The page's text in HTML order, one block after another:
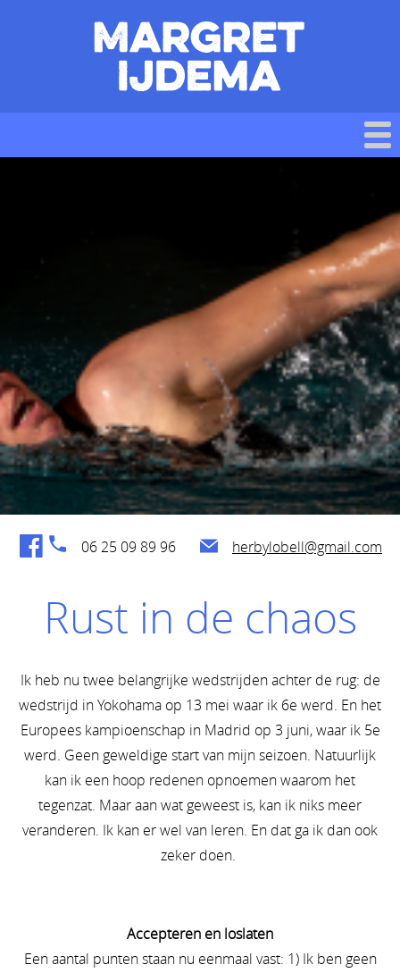
06 25 09 89 96 herbylobell@gmail.com
Rust in de chaos
Ik heb nu twee belangrijke wedstrijden achter de rug: de
wedstrijd in Yokohama op 13 mei waar ik 6e werd. En het
Europees kampioenschap in Madrid op 3 juni, waar ik 5e
werd. Geen geweldige start van mijn seizoen. Natuurlijk
kan ik een hoop redenen opnoemen waarom het
tegenzat. Maar aan wat geweest is, kan ik niks meer
veranderen. Ik kan er wel van leren. En dat ga ik dan ook
zeker doen.
Accepteren en loslaten
Een aantal punten staan nu eenmaal vast: 1) Ik ben geen